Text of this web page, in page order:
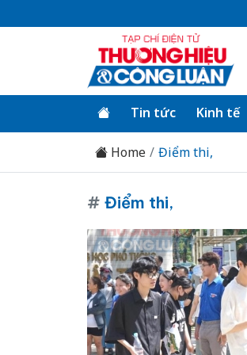
Tin tức Kinh tế
Home Điểm thi,
# Điểm thi,